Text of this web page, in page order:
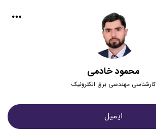
محمود خادمی
کارشناسی مهندسی برق الکترونیک
ایمیل